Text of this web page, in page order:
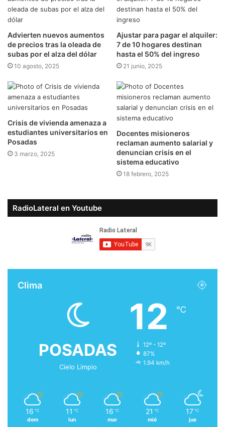
Advierten nuevos aumentos
de precios tras la oleada de
subas por el alza del dólar
10 agosto, 2025
Ajustar para pagar el alquiler:
7 de 10 hogares destinan
hasta el 50% del ingreso
21 junio, 2025
Crisis de vivienda amenaza a
estudiantes universitarios en
Posadas
3 marzo, 2025
Docentes misioneros
reclaman aumento salarial y
denuncian crisis en el
sistema educativo
18 febrero, 2025
RadioLateral en Youtube
Clima
POSADAS
Cielo Limpio
12 ℃
12º - 12º
87%
1.94 km/h
16 ℃
dom
11 ℃
lun
16 ℃
mar
21 ℃
mié
17 ℃
jue